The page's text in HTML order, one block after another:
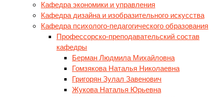
Кафедра экономики и управления
Кафедра дизайна и изобразительного искусства
Кафедра психолого-педагогического образования
Профессорско-преподавательский состав
кафедры
Берман Людмила Михайловна
Гомзякова Наталья Николаевна
Григорян Зулал Завенович
Жукова Наталья Юрьевна